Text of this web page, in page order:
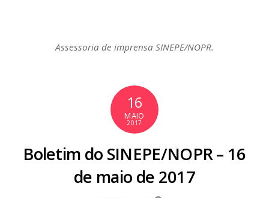
Assessoria de imprensa SINEPE/NOPR.
16
MAIO
2017
Boletim do SINEPE/NOPR – 16
de maio de 2017